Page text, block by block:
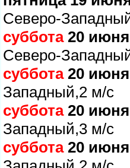
Северо-
суббота20
Северо-
суббота20
Западный,2 м/с
суббота20
Западный,3 м/с
суббота20